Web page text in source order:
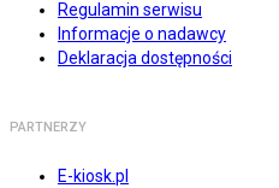
Regulamin serwisu
Informacje o nadawcy
Deklaracja dostępności
PARTNERZY
E-kiosk.pl